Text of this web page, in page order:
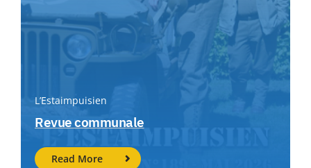
L’Estaimpuisien
Revue communale
Read More